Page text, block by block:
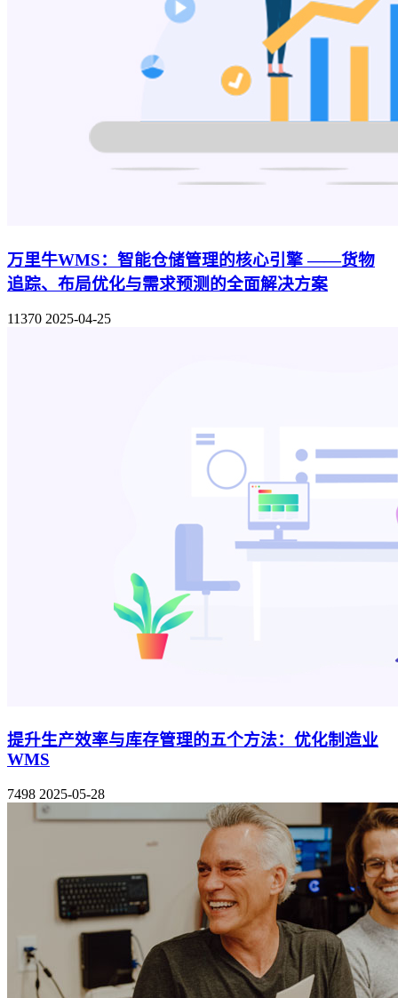
万里牛WMS：智能仓储管理的核心引擎 ——货物
追踪、布局优化与需求预测的全面解决方案
11370 2025-04-25
提升生产效率与库存管理的五个方法：优化制造业
WMS
7498 2025-05-28